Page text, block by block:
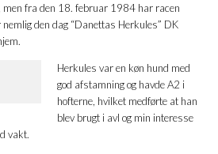
men fra den 18. februar 1984 har racen
den dag “Danettas Herkules” DK
Herkules var en køn hund med
god afstamning og havde A2 i
hofterne, hvilket medførte at han
blev brugt i avl og min interesse
vakt.